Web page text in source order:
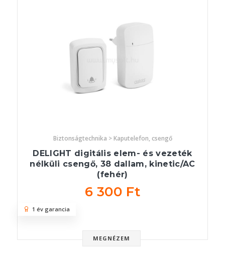
Biztonságtechnika > Kaputelefon, csengő
DELIGHT digitális elem- és vezeték
nélküli csengő, 38 dallam, kinetic/AC
(fehér)
6 300 Ft
MEGNÉZEM
1 év garancia